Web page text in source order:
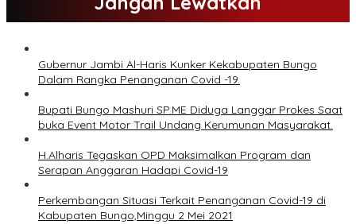
Gubernur Jambi Al-Haris Kunker Kekabupaten Bungo
Dalam Rangka Penanganan Covid -19.
Bupati Bungo Mashuri SP.ME Diduga Langgar Prokes Saat
buka Event Motor Trail Undang Kerumunan Masyarakat.
H.Alharis Tegaskan OPD Maksimalkan Program dan
Serapan Anggaran Hadapi Covid-19
Perkembangan Situasi Terkait Penanganan Covid-19 di
Kabupaten Bungo,Minggu 2 Mei 2021